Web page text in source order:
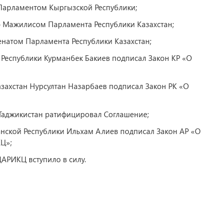
Кыргызской Республики;
Парламента Республики Казахстан;
Парламента Республики Казахстан;
Курманбек Бакиев подписал Закон КР «О
Нурсултан Назарбаев подписал Закон РК «О
ратифицировал Соглашение;
Республики Ильхам Алиев подписал Закон АР «О
вступило в силу.